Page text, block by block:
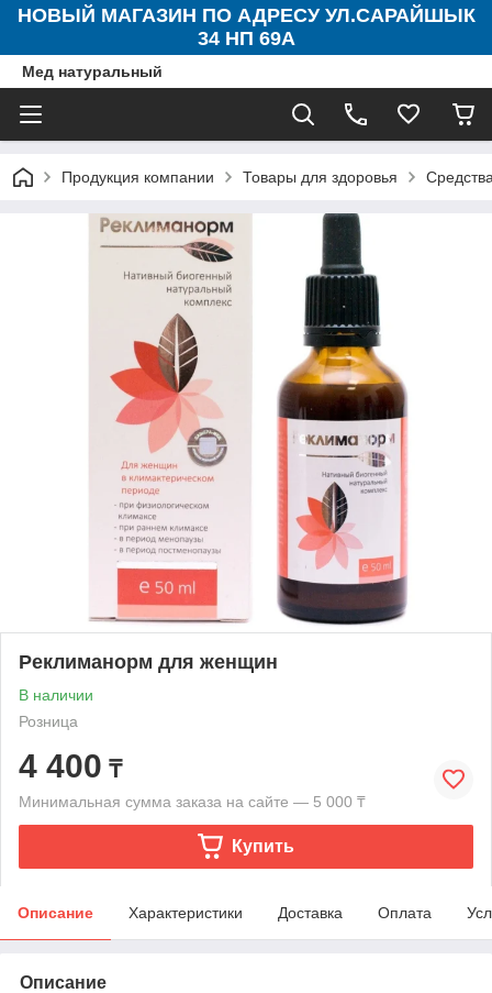
НОВЫЙ МАГАЗИН ПО АДРЕСУ УЛ.САРАЙШЫК
34 НП 69А
Мед натуральный
Продукция компании Товары для здоровья
Реклиманорм для женщин
В наличии
Розница
4 400 ₸
Минимальная сумма заказа на сайте — 5 000 ₸
Купить
Описание Характеристики Доставка Оплата
Описание